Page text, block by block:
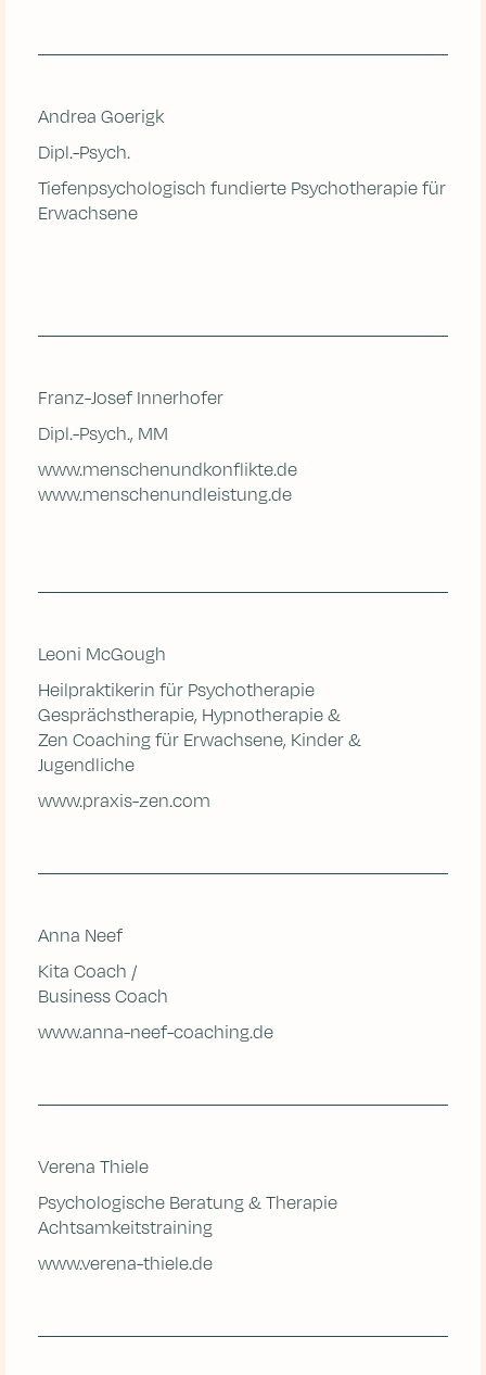
Andrea Goerigk
Dipl.-Psych.
Tiefenpsychologisch fundierte Psychotherapie für
Erwachsene
Franz-Josef Innerhofer
Dipl.-Psych., MM
www.menschenundkonflikte.de
www.menschenundleistung.de
Leoni McGough
Heilpraktikerin für Psychotherapie
Gesprächstherapie, Hypnotherapie &
Zen Coaching für Erwachsene, Kinder &
Jugendliche
www.praxis-zen.com
Anna Neef
Kita Coach /
Business Coach
www.anna-neef-coaching.de
Verena Thiele
Psychologische Beratung & Therapie
Achtsamkeitstraining
www.verena-thiele.de